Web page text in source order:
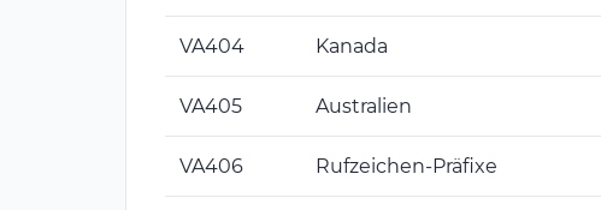
VA404 Kanada
VA405 Australien
VA406 Rufzeichen-Präfixe